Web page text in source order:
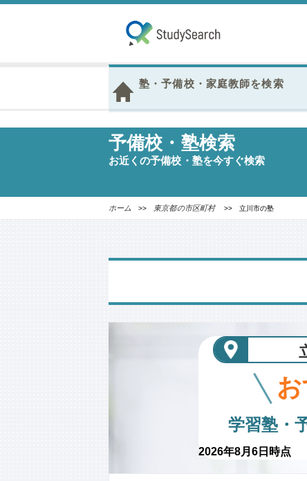
塾・予備校・家庭教師を検索
予備校・塾検索
お近くの予備校・塾を今すぐ検索
ホーム >> 東京都の市区町村>> 立川市の塾
学習塾・
2026年8月6日時点